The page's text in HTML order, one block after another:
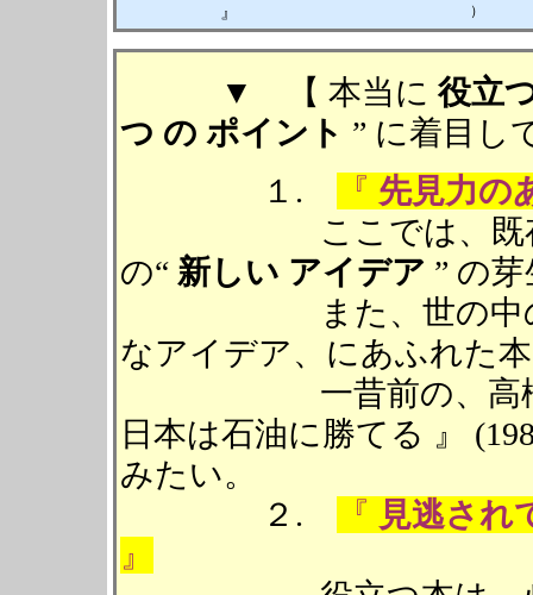
』
）
▼ 【 本当に 役立
つ の ポイント ” に着目し
１.
『 先見力の
ここでは、既存の
の“ 新しい アイデア ” の
また、世の中の先
なアイデア、にあふれた
一昔前の、高橋 亀
日本は石油に勝てる 』
みたい。
２.
『 見逃され
』